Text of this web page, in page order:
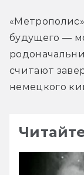
будущего —
считают
немецкого